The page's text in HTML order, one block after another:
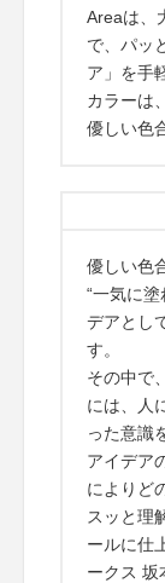
Areaは、
で、パッ
ア」を手
カラーは
優しい色
優しい色
“一気に塗
デアとし
す。
その中で
には、人
った意識
アイデア
によりど
スッと理
ールに仕
ークス 坂